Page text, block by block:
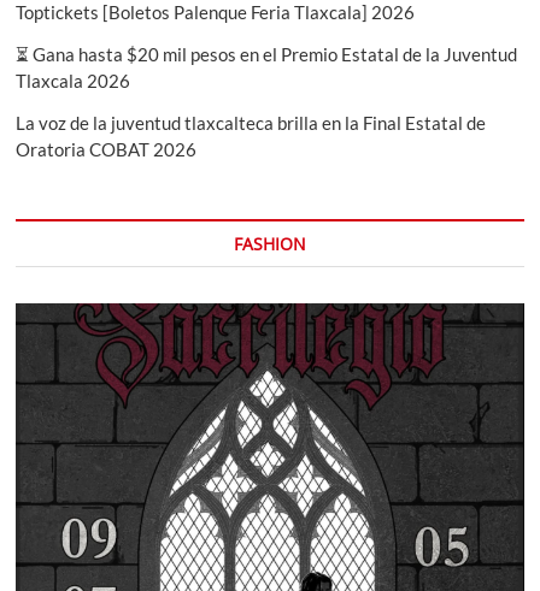
Toptickets [Boletos Palenque Feria Tlaxcala] 2026
⏳ Gana hasta $20 mil pesos en el Premio Estatal de la Juventud
Tlaxcala 2026
La voz de la juventud tlaxcalteca brilla en la Final Estatal de
Oratoria COBAT 2026
FASHION